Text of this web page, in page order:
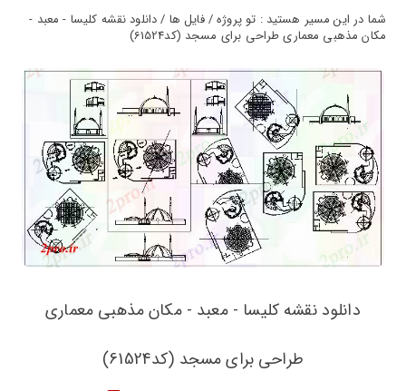
شما در این مسیر هستید : تو پروژه / فایل ها / دانلود نقشه کلیسا - معبد -
مکان مذهبی معماری طراحی برای مسجد (کد61524)
دانلود نقشه کلیسا - معبد - مکان مذهبی معماری
طراحی برای مسجد (کد61524)